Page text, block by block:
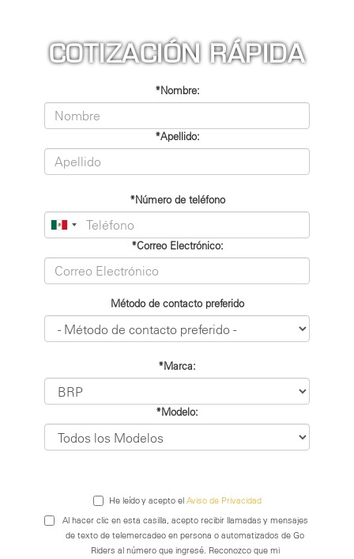
COTIZACIÓN RÁPIDA
*Nombre:
*Apellido:
*Número de teléfono
*Correo Electrónico:
Método de contacto preferido
*Marca:
*Modelo:
He leído y acepto el Aviso de Privacidad
Al hacer clic en esta casilla, acepto recibir llamadas y mensajes
de texto de telemercadeo en persona o automatizados de Go
Riders al número que ingresé. Reconozco que mi